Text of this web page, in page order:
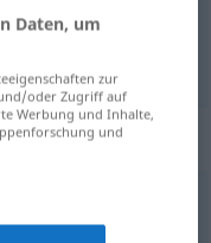
jung,jungenhaft
Daten, um
zur
oder Zugriff auf
Werbung und Inhalte,
und